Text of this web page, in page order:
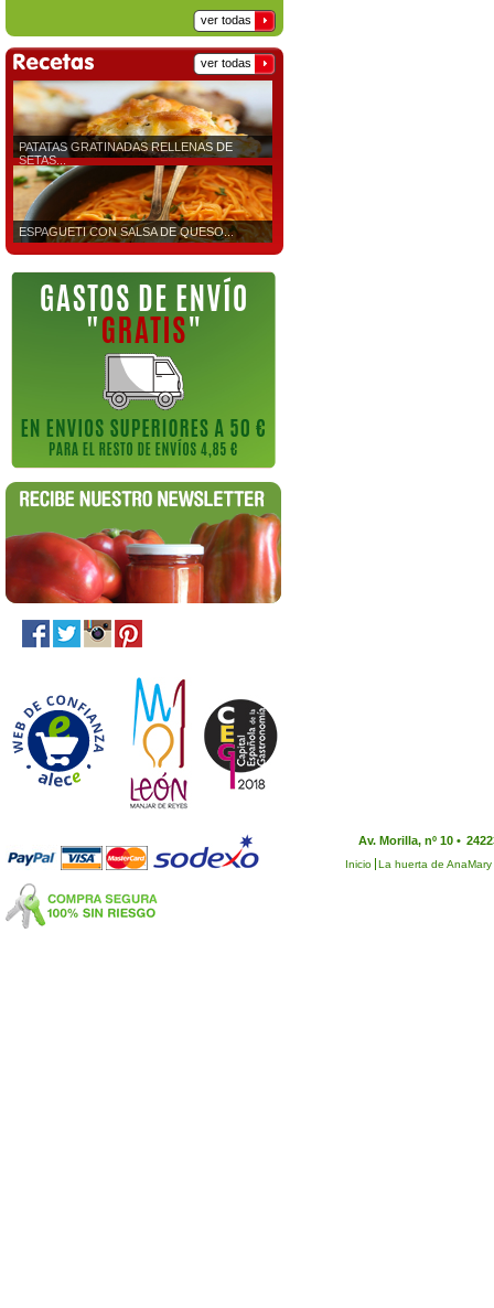
ver todas
ver todas
PATATAS GRATINADAS RELLENAS DE
SETAS...
ESPAGUETI CON SALSA DE QUESO...
Av. Morilla, nº 10 •
Inicio La huerta de AnaMary